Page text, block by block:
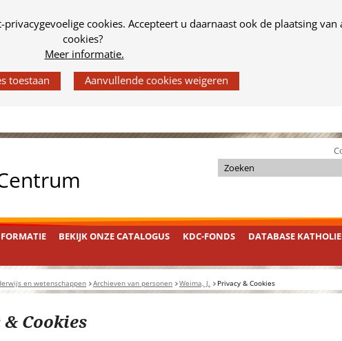
cookies. Accepteert u daarnaast ook de plaatsing van
cookies?
Meer informatie.
k
i
d
e
i
BEKIJK ONZE CATALOGUS KDC-FONDS
DATABASE
en wetenschappen Archieven van personen Weima, J. Privacy & Cookies
Cookies